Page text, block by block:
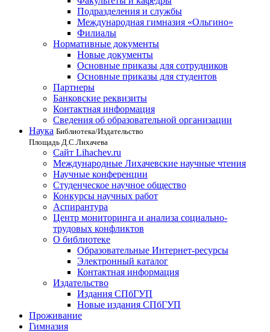
Подразделения и службы
Международная гимназия «Ольгино»
Филиалы
Нормативные документы
Новые документы
Основные приказы для сотрудников
Основные приказы для студентов
Партнеры
Банковские реквизиты
Контактная информация
Сведения об образовательной организации
Наука Библиотека/Издательство
Площадь Д.С.Лихачева
Сайт Lihachev.ru
Международные Лихачевские научные чтения
Научные конференции
Студенческое научное общество
Конкурсы научных работ
Аспирантура
Центр мониторинга и анализа социально-
трудовых конфликтов
О библиотеке
Образовательные Интернет-ресурсы
Электронный каталог
Контактная информация
Издательство
Издания СПбГУП
Новые издания СПбГУП
Проживание
Гимназия